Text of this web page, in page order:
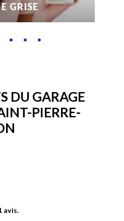
GRISE
DU GARAGE
PIERRE-
avis.